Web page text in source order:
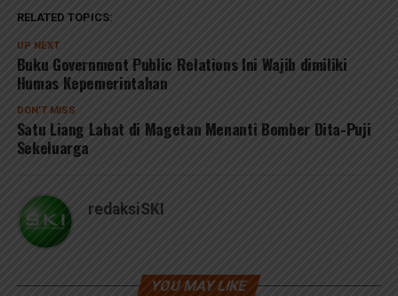
RELATED TOPICS:
UP NEXT
Buku Government Public Relations Ini Wajib dimiliki
Humas Kepemerintahan
DON'T MISS
Satu Liang Lahat di Magetan Menanti Bomber Dita-Puji
Sekeluarga
redaksiSKI
YOU MAY LIKE